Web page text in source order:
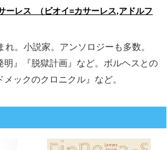
ーレス （ビオイ=カサーレス,アドルフ
れ。小説家。アンソロジーも多数。
明』『脱獄計画』など。ボルヘスとの
ックのクロニクル』など。